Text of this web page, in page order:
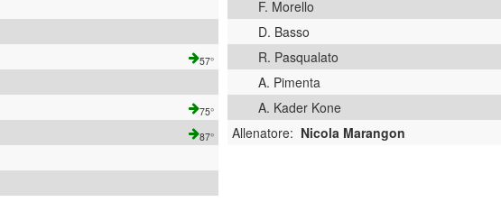
57°
75°
87°
F. Morello
D. Basso
R. Pasqualato
A. Pimenta
A. Kader Kone
Allenatore: Nicola Marangon